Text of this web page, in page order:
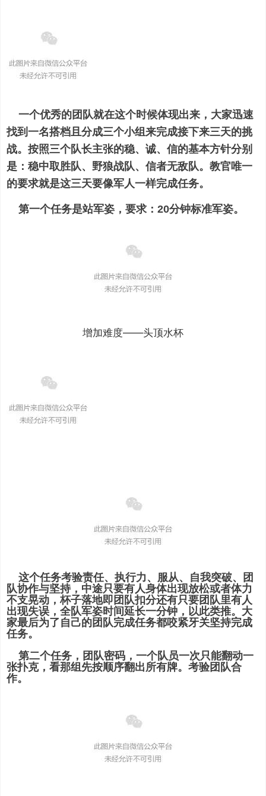
一个优秀的团队就在这个时候体现出来，大家迅速
找到一名搭档且分成三个小组来完成接下来三天的挑
战。 按照三个队长主张的稳、诚、信的基本方针分别
是： 稳中取胜队、野狼战队、 信者无敌队。 教官唯一
的要求就是这三天要像军人一样完成任务。
第一个任务是站军姿，要求：20分钟标准军姿。
增加难度——头顶水杯
这个任务考验责任、执行力、服从、自我突破、团
队协作与坚持，中途只要有人身体出现放松或者体力
不支晃动，杯子落地即团队扣分还有只要团队里有人
出现失误，全队军姿时间延长一分钟，以此类推。大
家最后为了自己的团队完成任务都咬紧牙关坚持完成
任务。
第二个任务，团队密码，一个队员一次只能翻动一
张扑克，看那组先按顺序翻出所有牌。考验团队合
作。